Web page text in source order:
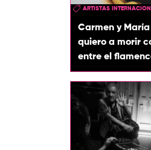
ARTISTAS
Carmen y
quiero a morir
entre el